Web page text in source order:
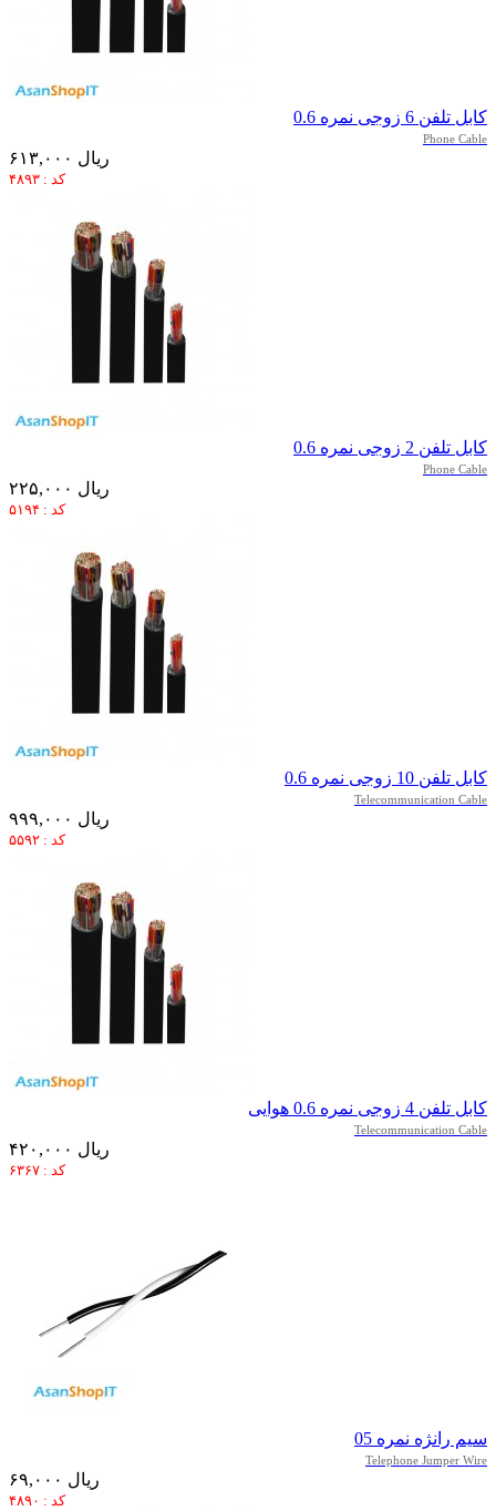
کابل تلفن 6 زوجی نمره 0.6
Phone Cable
۶۱۳,۰۰۰ ریال
کد : ۴۸۹۳
کابل تلفن 2 زوجی نمره 0.6
Phone Cable
۲۲۵,۰۰۰ ریال
کد : ۵۱۹۴
کابل تلفن 10 زوجی نمره 0.6
Telecommunication Cable
۹۹۹,۰۰۰ ریال
کد : ۵۵۹۲
کابل تلفن 4 زوجی نمره 0.6 هوایی
Telecommunication Cable
۴۲۰,۰۰۰ ریال
کد : ۶۳۶۷
سیم رانژه نمره 05
Telephone Jumper Wire
۶۹,۰۰۰ ریال
کد : ۴۸۹۰